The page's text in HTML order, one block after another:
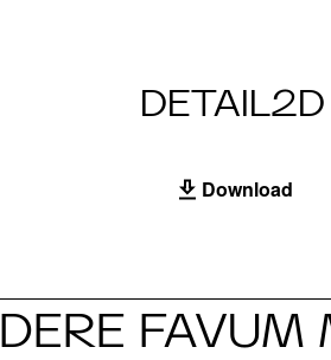
DETAIL2D
Download
FAVUM